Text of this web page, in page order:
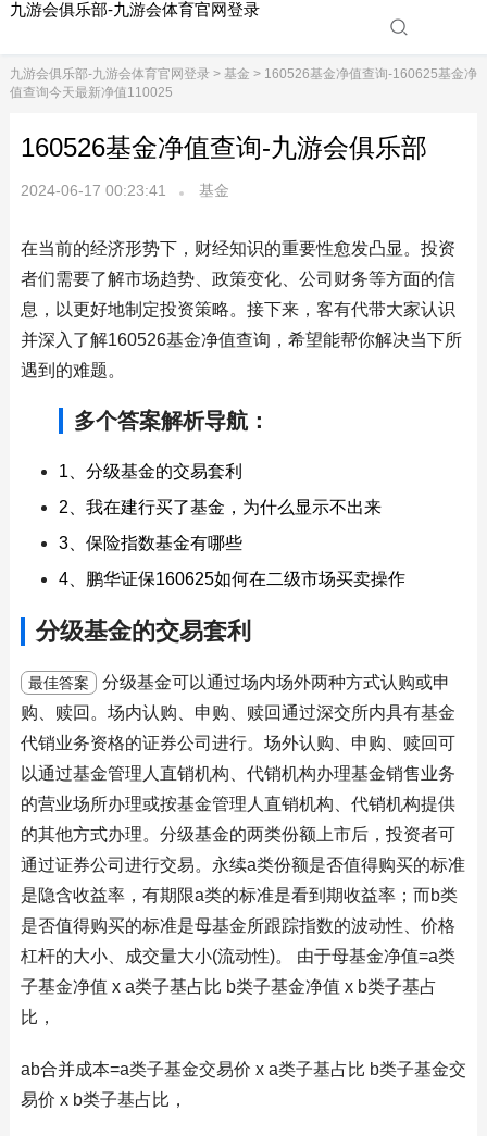
九游会俱乐部-九游会体育官网登录
九游会俱乐部-九游会体育官网登录> 基金 > 160526基金净值查询-160625基金净
值查询今天最新净值110025
160526基金净值查询-九游会俱乐部
2024-06-17 00:23:41 基金
在当前的经济形势下，财经知识的重要性愈发凸显。投资
者们需要了解市场趋势、政策变化、公司财务等方面的信
息，以更好地制定投资策略。接下来，客有代带大家认识
并深入了解160526基金净值查询，希望能帮你解决当下所
遇到的难题。
多个答案解析导航：
1、分级基金的交易套利
2、我在建行买了基金，为什么显示不出来
3、保险指数基金有哪些
4、鹏华证保160625如何在二级市场买卖操作
分级基金的交易套利
最佳答案
分级基金可以通过场内场外两种方式认购或申
购、赎回。场内认购、申购、赎回通过深交所内具有基金
代销业务资格的证券公司进行。场外认购、申购、赎回可
以通过基金管理人直销机构、代销机构办理基金销售业务
的营业场所办理或按基金管理人直销机构、代销机构提供
的其他方式办理。分级基金的两类份额上市后，投资者可
通过证券公司进行交易。永续a类份额是否值得购买的标准
是隐含收益率，有期限a类的标准是看到期收益率；而b类
是否值得购买的标准是母基金所跟踪指数的波动性、价格
杠杆的大小、成交量大小(流动性)。 由于母基金净值=a类
子基金净值 x a类子基占比 b类子基金净值 x b类子基占
比，
ab合并成本=a类子基金交易价 x a类子基占比 b类子基金交
易价 x b类子基占比，